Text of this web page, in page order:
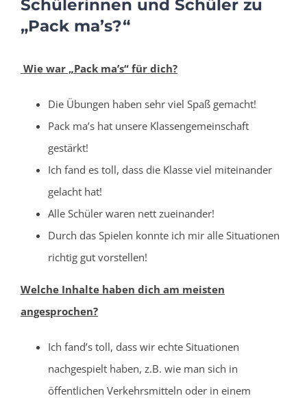
Schülerinnen und Schüler zu
„Pack ma’s?“
Wie war „Pack ma’s“ für dich?
Die Übungen haben sehr viel Spaß gemacht!
Pack ma’s hat unsere Klassengemeinschaft
gestärkt!
Ich fand es toll, dass die Klasse viel miteinander
gelacht hat!
Alle Schüler waren nett zueinander!
Durch das Spielen konnte ich mir alle Situationen
richtig gut vorstellen!
Welche Inhalte haben dich am meisten
angesprochen?
Ich fand’s toll, dass wir echte Situationen
nachgespielt haben, z.B. wie man sich in
öffentlichen Verkehrsmitteln oder in einem